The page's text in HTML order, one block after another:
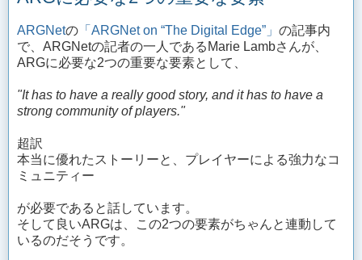
ARGNetの 「ARGNet on “The Digital Edge”」 の記事内
で、ARGNetの記者の一人であるMarie Lambさんが、
ARGに必要な2つの重要な要素として、
"It has to have a really good story, and it has to have a
strong community of players."
超訳
本当に優れたストーリーと、プレイヤーによる強力なコ
ミュニティー
が必要であると話しています。
そして良いARGは、この2つの要素がちゃんと連動して
いるのだそうです。